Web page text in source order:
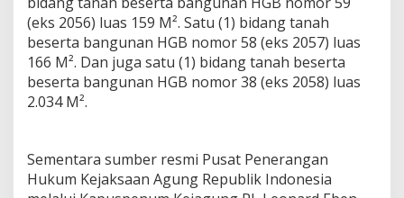
(eks 2056) luas 159 M². Satu (1) bidang tanah
beserta bangunan HGB nomor 58 (eks 2057) luas
166 M². Dan juga satu (1) bidang tanah beserta
beserta bangunan HGB nomor 38 (eks 2058) luas
2.034 M².
Sementara sumber resmi Pusat Penerangan
Hukum Kejaksaan Agung Republik Indonesia